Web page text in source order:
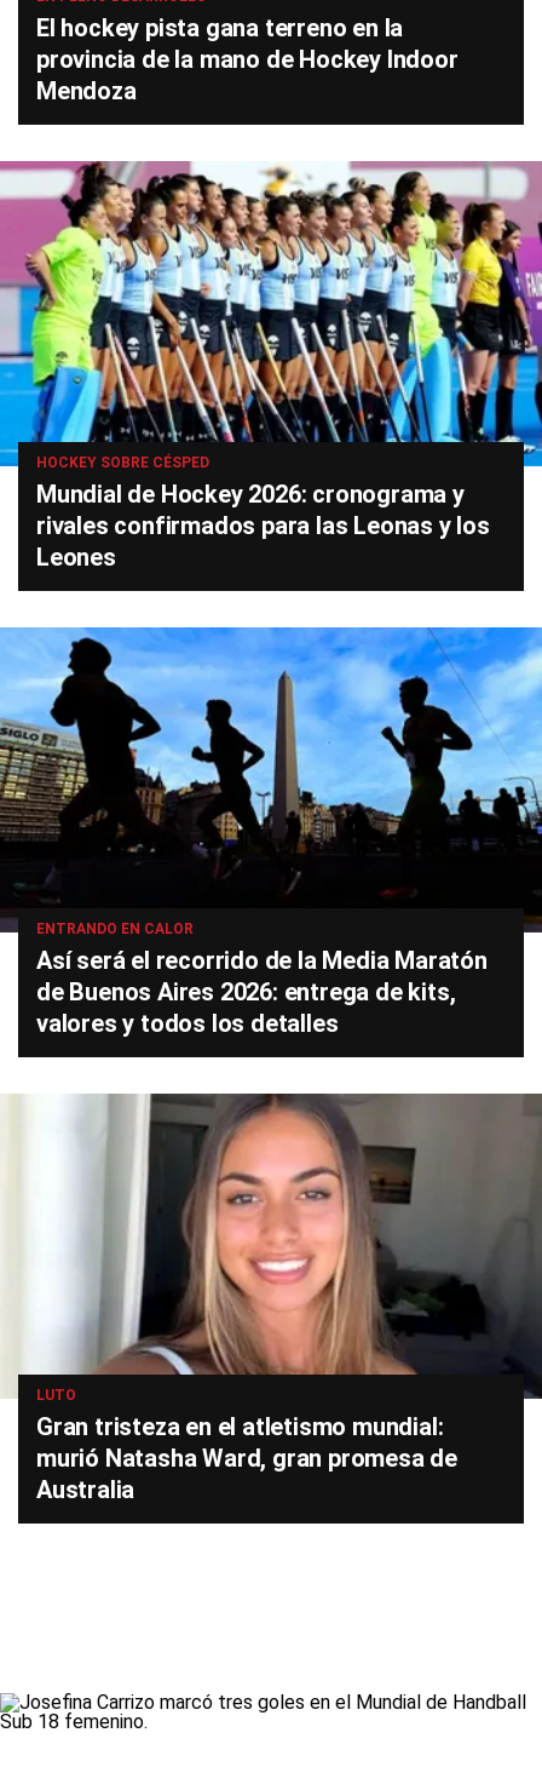
El hockey pista gana terreno en la
provincia de la mano de Hockey Indoor
Mendoza
HOCKEY SOBRE CÉSPED
Mundial de Hockey 2026: cronograma y
rivales confirmados para las Leonas y los
Leones
ENTRANDO EN CALOR
Así será el recorrido de la Media Maratón
de Buenos Aires 2026: entrega de kits,
valores y todos los detalles
LUTO
Gran tristeza en el atletismo mundial:
murió Natasha Ward, gran promesa de
Australia